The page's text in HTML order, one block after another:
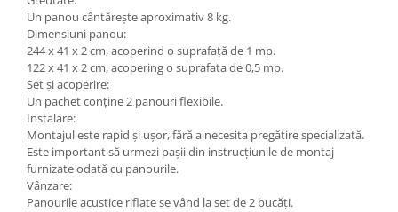
Un panou cântărește aproximativ 8 kg.
Dimensiuni panou:
244 x 41 x 2 cm, acoperind o suprafață de 1 mp.
122 x 41 x 2 cm, acopering o suprafata de 0,5 mp.
Set și acoperire:
Un pachet conține 2 panouri flexibile.
Instalare:
Montajul este rapid și ușor, fără a necesita pregătire specializată.
Este important să urmezi pașii din instrucțiunile de montaj
furnizate odată cu panourile.
Vânzare:
Panourile acustice riflate se vând la set de 2 bucăți.